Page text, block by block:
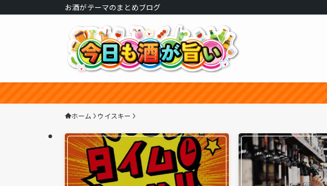
お酒がテーマのまとめブログ
ホーム ウイスキー